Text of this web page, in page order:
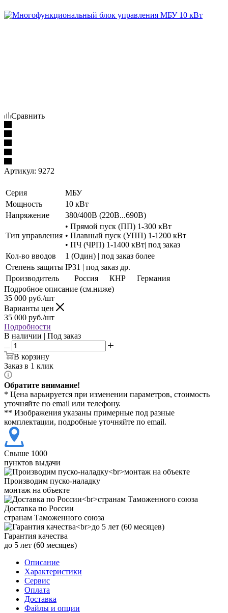
Сравнить
Артикул: 9272
Серия
МБУ
Мощность
10 кВт
Напряжение
380/400В (220В...690В)
Тип управления
• Прямой пуск (ПП) 1-300 кВт
• Плавный пуск (УПП) 1-1200 кВт
• ПЧ (ЧРП) 1-1400 кВт| под заказ
Кол-во вводов
1 (Один) | под заказ более
Степень защиты IP31 | под заказ др.
Производитель
Россия КНР
Германия
Подробное описание (см.ниже)
35 000 руб./шт
Варианты цен
35 000 руб./шт
Подробности
В наличии | Под заказ
В корзину
Заказ в 1 клик
Обратите внимание!
* Цена варьируется при изменении параметров, стоимость
уточняйте по email или телефону.
** Изображения указаны примерные под разные
комплектации, подробные уточняйте по email.
Свыше 1000
пунктов выдачи
Производим пуско-наладку
монтаж на объекте
Доставка по России
странам Таможенного союза
Гарантия качества
до 5 лет (60 месяцев)
Описание
Характеристики
Сервис
Оплата
Доставка
Файлы и опции